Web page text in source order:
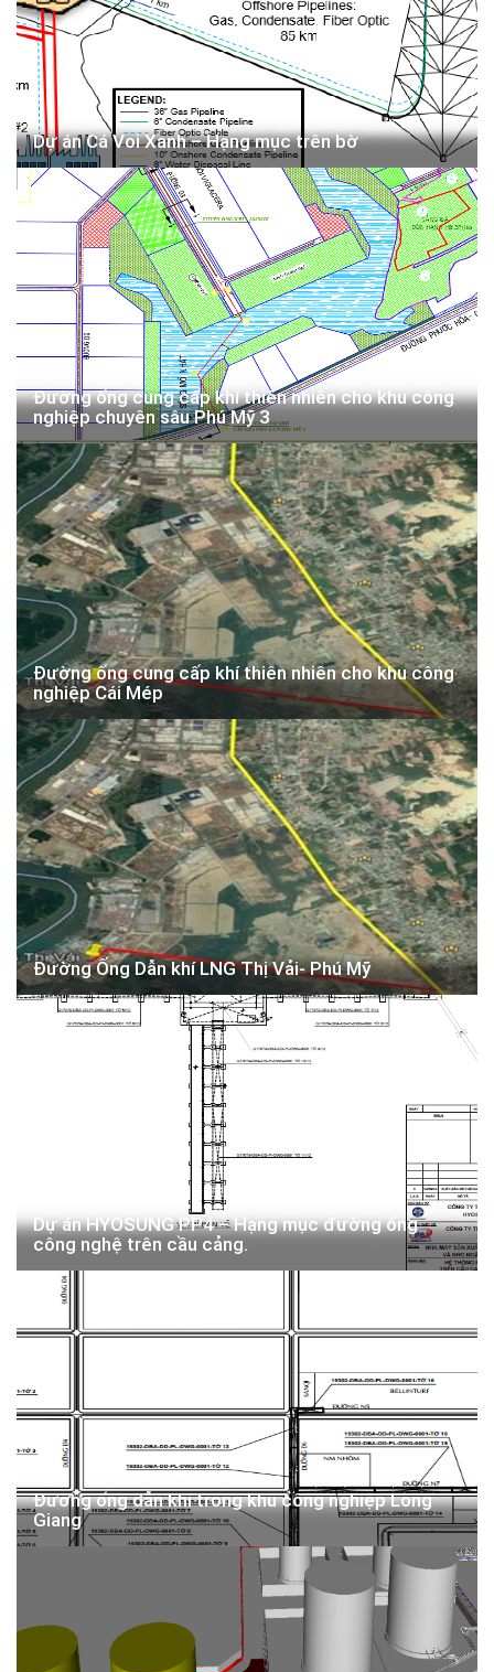
Dự án Cá Voi Xanh – Hạng mục trên bờ
Đường ống cung cấp khí thiên nhiên cho khu công
nghiệp chuyên sâu Phú Mỹ 3
Đường ống cung cấp khí thiên nhiên cho khu công
nghiệp Cái Mép
Đường Ống Dẫn khí LNG Thị Vải- Phú Mỹ
Dự án HYOSUNG PP4 – Hạng mục đường ống
công nghệ trên cầu cảng.
Đường ống dẫn khí trong khu công nghiệp Long
Giang